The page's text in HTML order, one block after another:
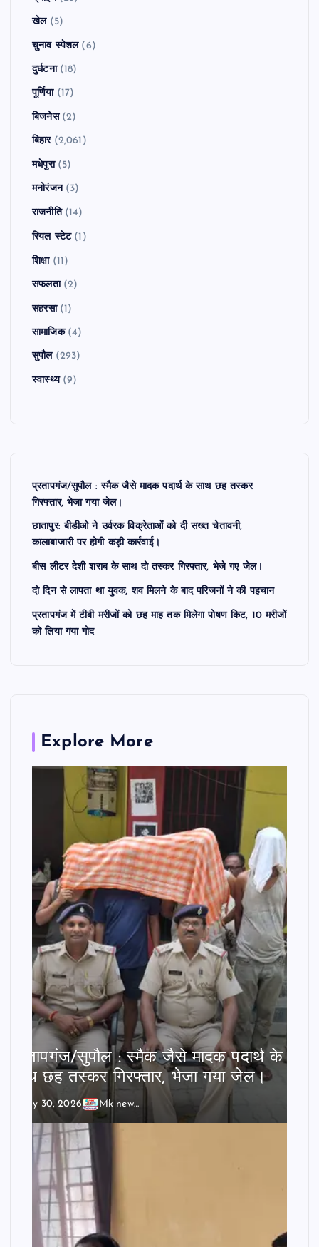
खेल(5)
चुनाव स्पेशल(6)
दुर्घटना(18)
पूर्णिया(17)
बिजनेस(2)
बिहार(2,061)
मधेपुरा(5)
मनोरंजन(3)
राजनीति(14)
रियल स्टेट(1)
शिक्षा(11)
सफलता(2)
सहरसा(1)
सामाजिक(4)
सुपौल(293)
स्वास्थ्य(9)
प्रतापगंज/सुपौल : स्मैक जैसे मादक पदार्थ के साथ छह तस्कर
गिरफ्तार, भेजा गया जेल।
छातापुर: बीडीओ ने उर्वरक विक्रेताओं को दी सख्त चेतावनी,
कालाबाजारी पर होगी कड़ी कार्रवाई।
बीस लीटर देशी शराब के साथ दो तस्कर गिरफ्तार, भेजे गए जेल।
दो दिन से लापता था युवक, शव मिलने के बाद परिजनों ने की पहचान
प्रतापगंज में टीबी मरीजों को छह माह तक मिलेगा पोषण किट, 10 मरीजों
को लिया गया गोद
Explore More
प्रतापगंज/सुपौल : स्मैक जैसे मादक पदार्थ के
साथ छह तस्कर गिरफ्तार, भेजा गया जेल।
July 30, 2026 Mk news India